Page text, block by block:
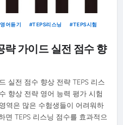
영어듣기 TEPS리스닝
TEPS시험
략 가이드 실전 점수 향
실전 점수 향상 전략 TEPS 리스
향상 전략 영어 능력 평가 시험
역은 많은 수험생들이 어려워하
면 TEPS 리스닝 점수를 효과적으